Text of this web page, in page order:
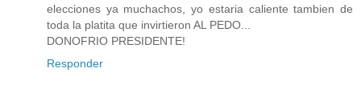
elecciones ya muchachos, yo estaria caliente tambien de
toda la platita que invirtieron AL PEDO...
DONOFRIO PRESIDENTE!
Responder